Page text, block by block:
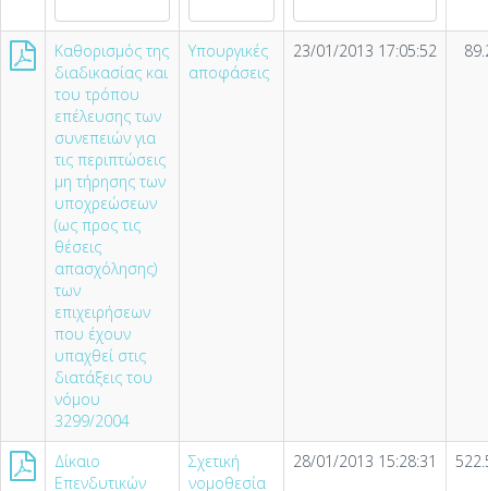
Καθορισµός της
διαδικασίας και
του τρόπου
επέλευσης των
συνεπειών για
τις περιπτώσεις
µη τήρησης των
υποχρεώσεων
(ως προς τις
θέσεις
απασχόλησης)
των
επιχειρήσεων
που έχουν
υπαχθεί στις
διατάξεις του
νόµου
3299/2004
Υπουργικές
αποφάσεις
23/01/2013 17:05:52
Δίκαιο
Επενδυτικών
Σχετική
νομοθεσία
28/01/2013 15:28:31